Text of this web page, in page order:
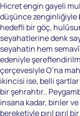
Hicret engin gayeli
düşünce zenginliğiyle
hedefli bir göç,
seyahatlerine denk
seyahatin hem
edeniyle
çerçevesiyle O’na
ikincisi ise, belli şartlar
bir şehrahtır..
insana kadar, binler
bereketiyle pırıl pırıl